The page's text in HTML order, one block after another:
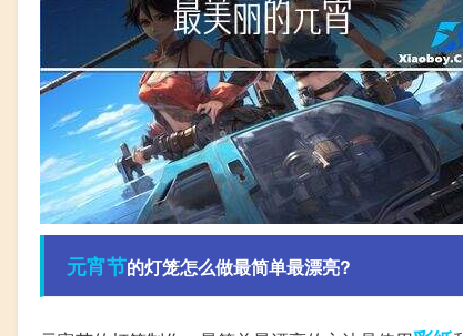
元宵节的灯笼怎么做最简单最漂亮?